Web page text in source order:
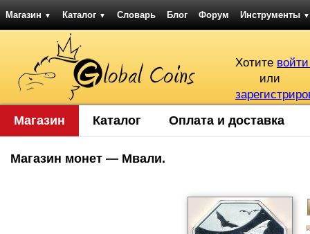
Магазин ▼ Каталог ▼ Словарь Блог Форум Инструменты ▼
Хотите
или
Магазин Каталог Оплата и доставка
Магазин монет — Мвали.